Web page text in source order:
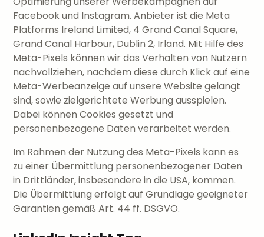
Facebook und Instagram. Anbieter ist die Meta
Platforms Ireland Limited, 4 Grand Canal Square,
Grand Canal Harbour, Dublin 2, Irland. Mit Hilfe des
Meta-Pixels können wir das Verhalten von Nutzern
nachvollziehen, nachdem diese durch Klick auf eine
Meta-Werbeanzeige auf unsere Website gelangt
sind, sowie zielgerichtete Werbung ausspielen.
Dabei können Cookies gesetzt und
personenbezogene Daten verarbeitet werden.
Im Rahmen der Nutzung des Meta-Pixels kann es
zu einer Übermittlung personenbezogener Daten
in Drittländer, insbesondere in die USA, kommen.
Die Übermittlung erfolgt auf Grundlage geeigneter
Garantien gemäß Art. 44 ff. DSGVO.